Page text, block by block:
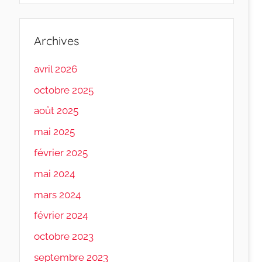
Archives
avril 2026
octobre 2025
août 2025
mai 2025
février 2025
mai 2024
mars 2024
février 2024
octobre 2023
septembre 2023